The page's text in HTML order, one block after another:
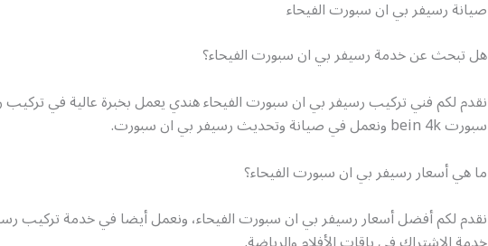
صيانة رسيفر بي ان سبورت الفيحاء
هل تبحث عن خدمة رسيفر بي ان سبورت الفيحاء؟
نقدم لكم فني تركيب رسيفر بي ان سبورت الفيحاء هندي يعمل بخبرة عالية في
سبورت bein 4k ونعمل في صيانة وتحديث رسيفر بي ان سبورت.
ما هي أسعار رسيفر بي ان سبورت الفيحاء؟
نقدم لكم أفضل أسعار رسيفر بي ان سبورت الفيحاء، ونعمل أيضا في خدمة تركيب